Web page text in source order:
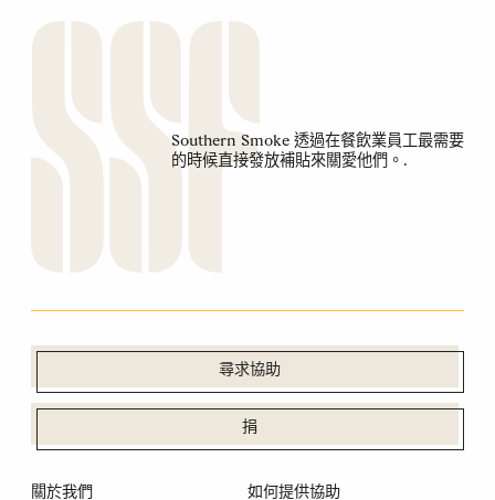
Southern Smoke 透過在餐飲業員工最需要
的時候直接發放補貼來關愛他們。.
尋求協助
捐
關於我們 如何提供協助